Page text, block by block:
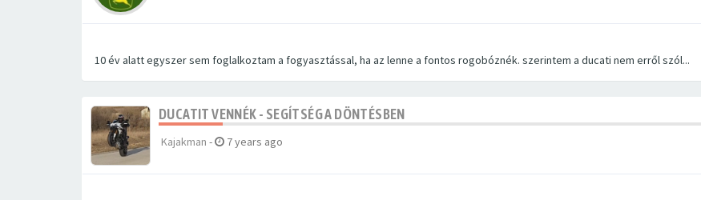
10 év alatt egyszer sem foglalkoztam a fogyasztással, ha az lenne a fontos rogobóznék. szerintem a ducati nem erről szól...
DUCATIT VENNÉK - SEGÍTSÉG A DÖNTÉSBEN
Kajakman - 7 years ago